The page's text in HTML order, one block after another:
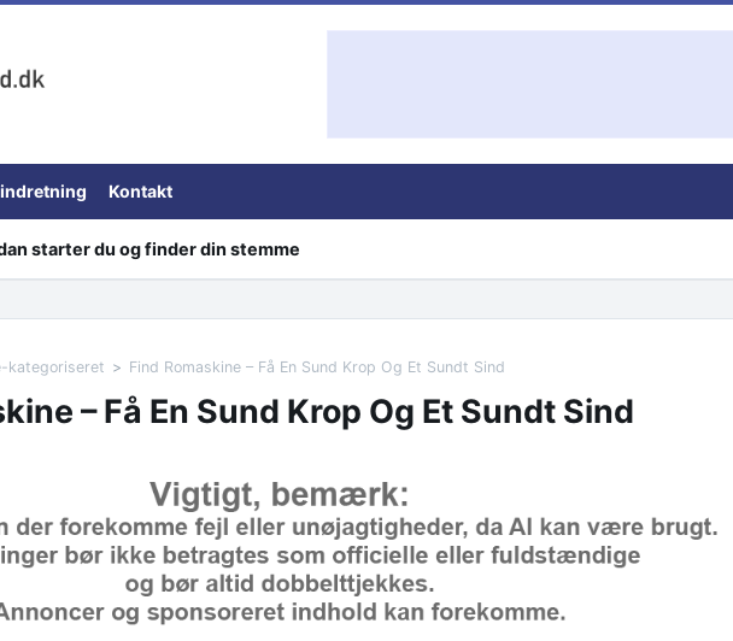
Kontakt
starter du og finder din stemme
kategoriseret Find Romaskine – Få En Sund Krop Og Et Sundt Sind
– Få En Sund Krop Og Et Sundt Sind